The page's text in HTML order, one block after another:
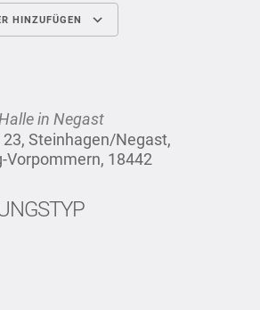
HINZUFÜGEN
in Negast
Steinhagen/Negast,
Vorpommern, 18442